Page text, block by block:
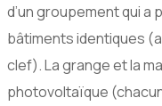
d’un groupement qui a
bâtiments identiques
clef). La grange et la
photovoltaïque